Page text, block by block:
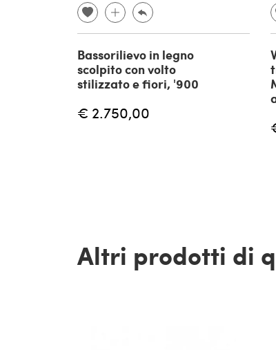
Bassorilievo in legno
scolpito con volto
stilizzato e fiori, '900
€ 2.750,00
Altri prodotti di